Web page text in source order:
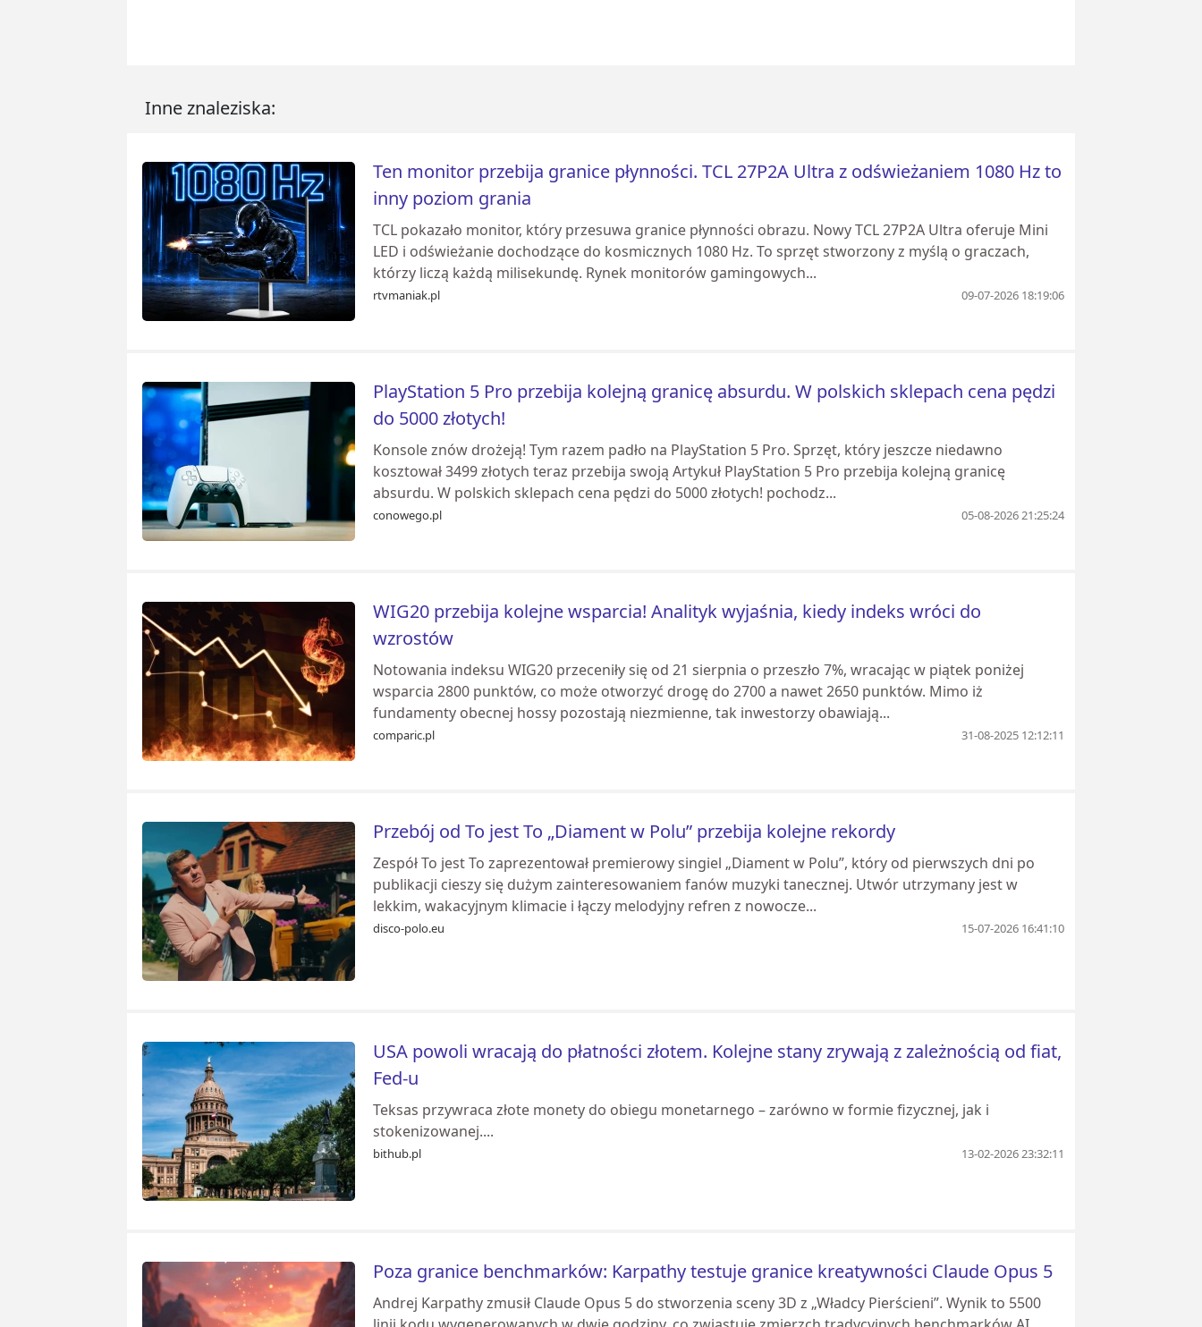
Inne znaleziska:
Ten monitor przebija granice płynności. TCL 27P2A Ultra z odświeżaniem 1080 Hz to
inny poziom grania
TCL pokazało monitor, który przesuwa granice płynności obrazu. Nowy TCL 27P2A Ultra oferuje Mini
LED i odświeżanie dochodzące do kosmicznych 1080 Hz. To sprzęt stworzony z myślą o graczach,
którzy liczą każdą milisekundę. Rynek monitorów gamingowych...
rtvmaniak.pl 09-07-2026 18:19:06
PlayStation 5 Pro przebija kolejną granicę absurdu. W polskich sklepach cena pędzi
do 5000 złotych!
Konsole znów drożeją! Tym razem padło na PlayStation 5 Pro. Sprzęt, który jeszcze niedawno
kosztował 3499 złotych teraz przebija swoją Artykuł PlayStation 5 Pro przebija kolejną granicę
absurdu. W polskich sklepach cena pędzi do 5000 złotych! pochodz...
conowego.pl 05-08-2026 21:25:24
WIG20 przebija kolejne wsparcia! Analityk wyjaśnia, kiedy indeks wróci do
wzrostów
Notowania indeksu WIG20 przeceniły się od 21 sierpnia o przeszło 7%, wracając w piątek poniżej
wsparcia 2800 punktów, co może otworzyć drogę do 2700 a nawet 2650 punktów. Mimo iż
fundamenty obecnej hossy pozostają niezmienne, tak inwestorzy obawiają...
comparic.pl 31-08-2025 12:12:11
Przebój od To jest To „Diament w Polu” przebija kolejne rekordy
Zespół To jest To zaprezentował premierowy singiel „Diament w Polu”, który od pierwszych dni po
publikacji cieszy się dużym zainteresowaniem fanów muzyki tanecznej. Utwór utrzymany jest w
lekkim, wakacyjnym klimacie i łączy melodyjny refren z nowocze...
disco-polo.eu 15-07-2026 16:41:10
USA powoli wracają do płatności złotem. Kolejne stany zrywają z zależnością od fiat,
Fed-u
Teksas przywraca złote monety do obiegu monetarnego – zarówno w formie fizycznej, jak i
stokenizowanej....
bithub.pl 13-02-2026 23:32:11
Poza granice benchmarków: Karpathy testuje granice kreatywności Claude Opus 5
Andrej Karpathy zmusił Claude Opus 5 do stworzenia sceny 3D z „Władcy Pierścieni”. Wynik to 5500